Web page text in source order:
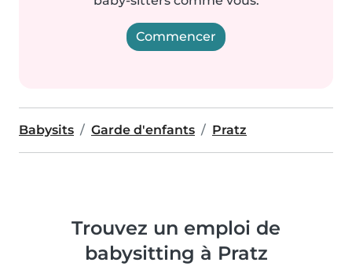
Commencer
Babysits Garde d'enfants Pratz
Trouvez un emploi de
babysitting à Pratz